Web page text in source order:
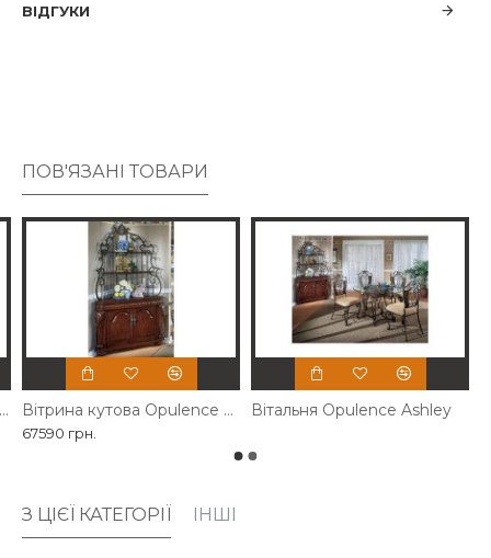
ВІДГУКИ
ПОВ'ЯЗАНІ ТОВАРИ
Стіл барний Opulence Ashley Вітрина кутова Opulence Ashley
67590 грн.
Вітальня Opulence Ashley
З ЦІЄЇ КАТЕГОРІЇ ІНШІ